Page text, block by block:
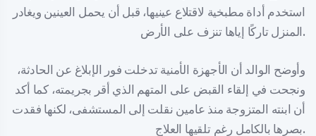
استخدم أداة مطبخية لاقتلاع عينيها، قبل أن يحمل العينين ويغادر
المنزل تاركًا إياها تنزف على الأرض.
وأوضح الوالد أن الأجهزة الأمنية تدخلت فور الإبلاغ عن الحادثة،
ونجحت في إلقاء القبض على المتهم الذي أقر بجريمته، كما أكد
أن ابنته المتزوجة منذ عامين نقلت إلى المستشفى، لكنها فقدت
بصرها بالكامل رغم تلقيها العلاج.